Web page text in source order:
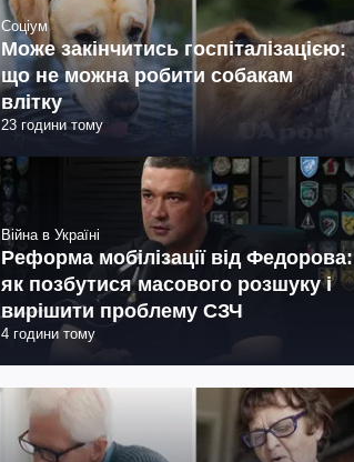
Соціум
Може закінчитись госпіталізацією:
що не можна робити собакам
влітку
23 години тому
Війна в Україні
Реформа мобілізації від Федорова:
як позбутися масового розшуку і
вирішити проблему СЗЧ
4 години тому